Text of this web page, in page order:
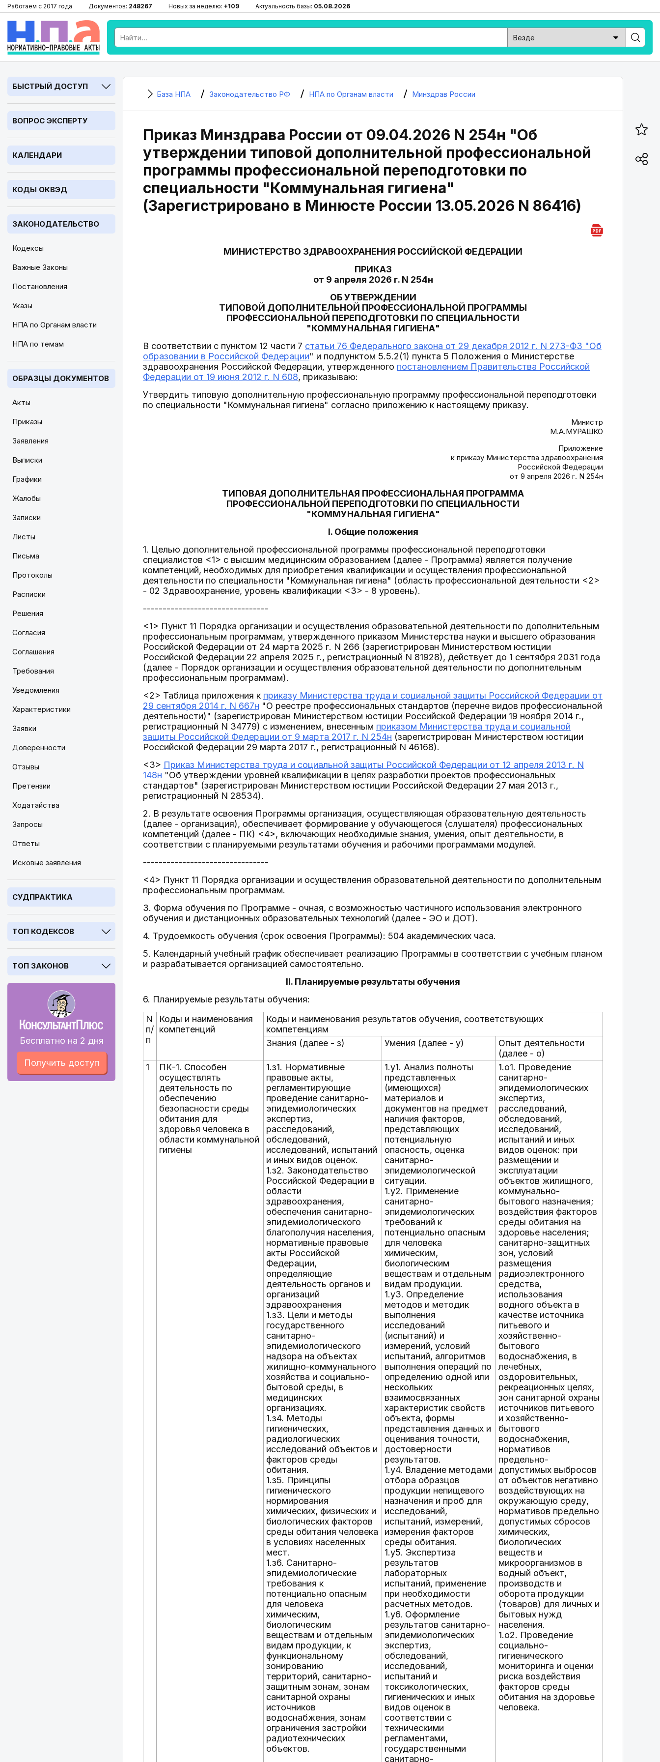
Работаем с 2017 года Документов: 248267 Новых за неделю: +109 Актуальность базы: 05.08.2026
БЫСТРЫЙ ДОСТУП
ВОПРОС ЭКСПЕРТУ
КАЛЕНДАРИ
КОДЫ ОКВЭД
ЗАКОНОДАТЕЛЬСТВО
Кодексы
Важные Законы
Постановления
Указы
НПА по Органам власти
НПА по темам
ОБРАЗЦЫ ДОКУМЕНТОВ
Акты
Приказы
Заявления
Выписки
Графики
Жалобы
Записки
Листы
Письма
Протоколы
Расписки
Решения
Согласия
Соглашения
Требования
Уведомления
Характеристики
Заявки
Доверенности
Отзывы
Претензии
Ходатайства
Запросы
Ответы
Исковые заявления
СУДПРАКТИКА
ТОП КОДЕКСОВ
ТОП ЗАКОНОВ
Бесплатно на 2 дня
Получить доступ
База НПА Законодательство РФ НПА по Органам власти Минздрав России
Приказ Минздрава России от 09.04.2026 N 254н "Об
утверждении типовой дополнительной профессиональной
программы профессиональной переподготовки по
специальности "Коммунальная гигиена"
(Зарегистрировано в Минюсте России 13.05.2026 N 86416)
МИНИСТЕРСТВО ЗДРАВООХРАНЕНИЯ РОССИЙСКОЙ ФЕДЕРАЦИИ
ПРИКАЗ
от 9 апреля 2026 г. N 254н
ОБ УТВЕРЖДЕНИИ
ТИПОВОЙ ДОПОЛНИТЕЛЬНОЙ ПРОФЕССИОНАЛЬНОЙ ПРОГРАММЫ
ПРОФЕССИОНАЛЬНОЙ ПЕРЕПОДГОТОВКИ ПО СПЕЦИАЛЬНОСТИ
"КОММУНАЛЬНАЯ ГИГИЕНА"
В соответствии с пунктом 12 части 7 статьи 76 Федерального закона от 29 декабря 2012 г. N 273-ФЗ "Об
образовании в Российской Федерации" и подпунктом 5.5.2(1) пункта 5 Положения о Министерстве
здравоохранения Российской Федерации, утвержденного постановлением Правительства Российской
Федерации от 19 июня 2012 г. N 608, приказываю:
Утвердить типовую дополнительную профессиональную программу профессиональной переподготовки
по специальности "Коммунальная гигиена" согласно приложению к настоящему приказу.
Министр
М.А.МУРАШКО
Приложение
к приказу Министерства здравоохранения
Российской Федерации
от 9 апреля 2026 г. N 254н
ТИПОВАЯ ДОПОЛНИТЕЛЬНАЯ ПРОФЕССИОНАЛЬНАЯ ПРОГРАММА
ПРОФЕССИОНАЛЬНОЙ ПЕРЕПОДГОТОВКИ ПО СПЕЦИАЛЬНОСТИ
"КОММУНАЛЬНАЯ ГИГИЕНА"
I. Общие положения
1. Целью дополнительной профессиональной программы профессиональной переподготовки
специалистов <1> с высшим медицинским образованием (далее - Программа) является получение
компетенций, необходимых для приобретения квалификации и осуществления профессиональной
деятельности по специальности "Коммунальная гигиена" (область профессиональной деятельности <2>
- 02 Здравоохранение, уровень квалификации <3> - 8 уровень).
--------------------------------
<1> Пункт 11 Порядка организации и осуществления образовательной деятельности по дополнительным
профессиональным программам, утвержденного приказом Министерства науки и высшего образования
Российской Федерации от 24 марта 2025 г. N 266 (зарегистрирован Министерством юстиции
Российской Федерации 22 апреля 2025 г., регистрационный N 81928), действует до 1 сентября 2031 года
(далее - Порядок организации и осуществления образовательной деятельности по дополнительным
профессиональным программам).
<2> Таблица приложения к приказу Министерства труда и социальной защиты Российской Федерации от
29 сентября 2014 г. N 667н "О реестре профессиональных стандартов (перечне видов профессиональной
деятельности)" (зарегистрирован Министерством юстиции Российской Федерации 19 ноября 2014 г.,
регистрационный N 34779) с изменением, внесенным приказом Министерства труда и социальной
защиты Российской Федерации от 9 марта 2017 г. N 254н (зарегистрирован Министерством юстиции
Российской Федерации 29 марта 2017 г., регистрационный N 46168).
<3> Приказ Министерства труда и социальной защиты Российской Федерации от 12 апреля 2013 г. N
148н "Об утверждении уровней квалификации в целях разработки проектов профессиональных
стандартов" (зарегистрирован Министерством юстиции Российской Федерации 27 мая 2013 г.,
регистрационный N 28534).
2. В результате освоения Программы организация, осуществляющая образовательную деятельность
(далее - организация), обеспечивает формирование у обучающегося (слушателя) профессиональных
компетенций (далее - ПК) <4>, включающих необходимые знания, умения, опыт деятельности, в
соответствии с планируемыми результатами обучения и рабочими программами модулей.
--------------------------------
<4> Пункт 11 Порядка организации и осуществления образовательной деятельности по дополнительным
профессиональным программам.
3. Форма обучения по Программе - очная, с возможностью частичного использования электронного
обучения и дистанционных образовательных технологий (далее - ЭО и ДОТ).
4. Трудоемкость обучения (срок освоения Программы): 504 академических часа.
5. Календарный учебный график обеспечивает реализацию Программы в соответствии с учебным планом
и разрабатывается организацией самостоятельно.
II. Планируемые результаты обучения
6. Планируемые результаты обучения:
N
п/
п
Коды и наименования
компетенций
Коды и наименования результатов обучения, соответствующих
компетенциям
Знания (далее - з)
Умения (далее - у)
Опыт деятельности
(далее - о)
1
ПК-1. Способен
осуществлять
деятельность по
обеспечению
безопасности среды
обитания для
здоровья человека в
области коммунальной
гигиены
1.з1. Нормативные
правовые акты,
регламентирующие
проведение санитарно-
эпидемиологических
экспертиз,
расследований,
обследований,
исследований, испытаний
и иных видов оценок.
1.з2. Законодательство
Российской Федерации в
области
здравоохранения,
обеспечения санитарно-
эпидемиологического
благополучия населения,
нормативные правовые
акты Российской
Федерации,
определяющие
деятельность органов и
организаций
здравоохранения
1.з3. Цели и методы
государственного
санитарно-
эпидемиологического
надзора на объектах
жилищно-коммунального
хозяйства и социально-
бытовой среды, в
медицинских
организациях.
1.з4. Методы
гигиенических,
радиологических
исследований объектов и
факторов среды
обитания.
1.з5. Принципы
гигиенического
нормирования
химических, физических и
биологических факторов
среды обитания человека
в условиях населенных
мест.
1.з6. Санитарно-
эпидемиологические
требования к
потенциально опасным
для человека
химическим,
биологическим
веществам и отдельным
видам продукции, к
функциональному
зонированию
территорий, санитарно-
защитным зонам, зонам
санитарной охраны
источников
водоснабжения, зонам
ограничения застройки
радиотехнических
объектов.
1.у1. Анализ полноты
представленных
(имеющихся)
материалов и
документов на предмет
наличия факторов,
представляющих
потенциальную
опасность, оценка
санитарно-
эпидемиологической
ситуации.
1.у2. Применение
санитарно-
эпидемиологических
требований к
потенциально опасным
для человека
химическим,
биологическим
веществам и отдельным
видам продукции.
1.у3. Определение
методов и методик
выполнения
исследований
(испытаний) и
измерений, условий
испытаний, алгоритмов
выполнения операций по
определению одной или
нескольких
взаимосвязанных
характеристик свойств
объекта, формы
представления данных и
оценивания точности,
достоверности
результатов.
1.у4. Владение методами
отбора образцов
продукции непищевого
назначения и проб для
исследований,
испытаний, измерений,
измерения факторов
среды обитания.
1.у5. Экспертиза
результатов
лабораторных
испытаний, применение
при необходимости
расчетных методов.
1.у6. Оформление
результатов санитарно-
эпидемиологических
экспертиз,
обследований,
исследований,
испытаний и
токсикологических,
гигиенических и иных
видов оценок в
соответствии с
техническими
регламентами,
государственными
санитарно-
1.о1. Проведение
санитарно-
эпидемиологических
экспертиз,
расследований,
обследований,
исследований,
испытаний и иных
видов оценок: при
размещении и
эксплуатации
объектов жилищного,
коммунально-
бытового назначения;
воздействия факторов
среды обитания на
здоровье населения;
санитарно-защитных
зон, условий
размещения
радиоэлектронного
средства,
использования
водного объекта в
качестве источника
питьевого и
хозяйственно-
бытового
водоснабжения, в
лечебных,
оздоровительных,
рекреационных целях,
зон санитарной охраны
источников питьевого
и хозяйственно-
бытового
водоснабжения,
нормативов
предельно-
допустимых выбросов
от объектов негативно
воздействующих на
окружающую среду,
нормативов предельно
допустимых сбросов
химических,
биологических
веществ и
микроорганизмов в
водный объект,
производств и
оборота продукции
(товаров) для личных и
бытовых нужд
населения.
1.о2. Проведение
социально-
гигиенического
мониторинга и оценки
риска воздействия
факторов среды
обитания на здоровье
человека.